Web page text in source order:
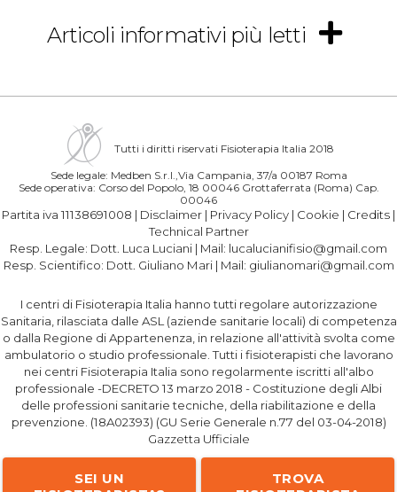
Articoli informativi più letti
Tutti i diritti riservati Fisioterapia Italia 2018
Sede legale: Medben S.r.l.,Via Campania, 37/a 00187 Roma
Sede operativa: Corso del Popolo, 18 00046 Grottaferrata (Roma) Cap.
00046
Partita iva 11138691008 | Disclaimer | Privacy Policy | Cookie | Credits |
Technical Partner
Resp. Legale: Dott. Luca Luciani | Mail: lucalucianifisio@gmail.com
Resp. Scientifico: Dott. Giuliano Mari| Mail: giulianomari@gmail.com
I centri di Fisioterapia Italia hanno tutti regolare autorizzazione
Sanitaria, rilasciata dalle ASL (aziende sanitarie locali) di competenza
o dalla Regione di Appartenenza, in relazione all'attività svolta come
ambulatorio o studio professionale. Tutti i fisioterapisti che lavorano
nei centri Fisioterapia Italia sono regolarmente iscritti all'albo
professionale -DECRETO 13 marzo 2018 - Costituzione degli Albi
delle professioni sanitarie tecniche, della riabilitazione e della
prevenzione. (18A02393) (GU Serie Generale n.77 del 03-04-2018)
Gazzetta Ufficiale
SEI UN
TROVA